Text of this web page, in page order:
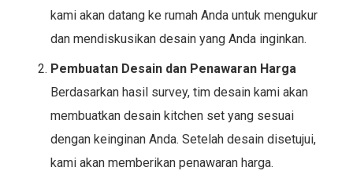
kami akan datang ke rumah Anda untuk mengukur
dan mendiskusikan desain yang Anda inginkan.
Pembuatan Desain dan Penawaran Harga
Berdasarkan hasil survey, tim desain kami akan
membuatkan desain kitchen set yang sesuai
dengan keinginan Anda. Setelah desain disetujui,
kami akan memberikan penawaran harga.